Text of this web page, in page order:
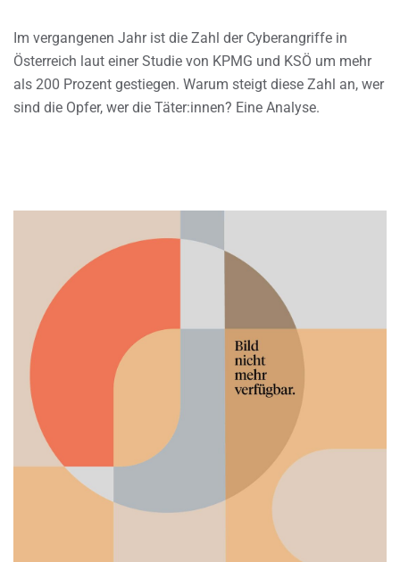
Im vergangenen Jahr ist die Zahl der Cyberangriffe in
Österreich laut einer Studie von KPMG und KSÖ um mehr
als 200 Prozent gestiegen. Warum steigt diese Zahl an, wer
sind die Opfer, wer die Täter:innen? Eine Analyse.